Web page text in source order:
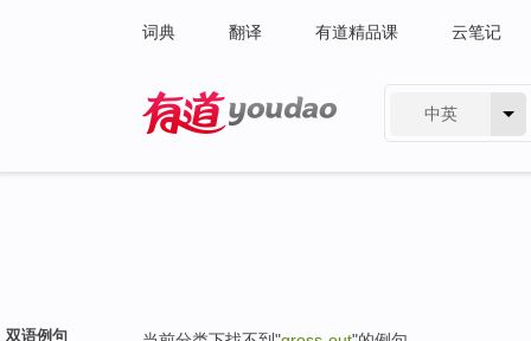
词典 翻译 有道精品课 云笔记
中英
双语例句